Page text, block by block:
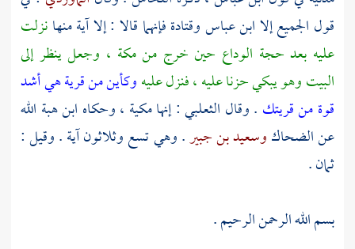
قول الجميع إلاابن عباسوقتادةفإنهما قالا : إلا آية منهانزلت
عليه بعد حجة الوداع حين خرج منمكة ، وجعل ينظر إلى
البيت وهو يبكي حزنا عليه ، فنزل عليهوكأين من قرية هي أشد
قوة من قريتك . وقال الثعلبي: إنها مكية ، وحكاه ابن هبة الله
عنالضحاكوسعيد بن جبير. وهي تسع وثلاثون آية . وقيل :
ثمان .
بسم الله الرحمن الرحيم .